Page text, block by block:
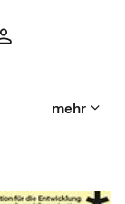
mehr